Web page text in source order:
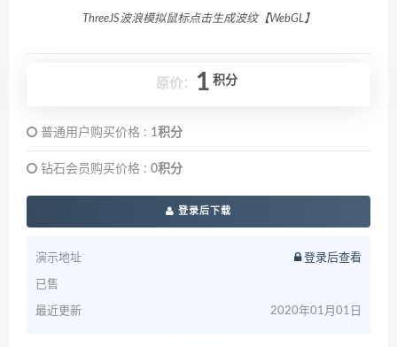
ThreeJS波浪模拟鼠标点击生成波纹【WebGL】
原价： 1 积分
普通用户购买价格 : 1积分
钻石会员购买价格 : 0积分
登录后下载
演示地址 登录后查看
已售
最近更新 2020年01月01日